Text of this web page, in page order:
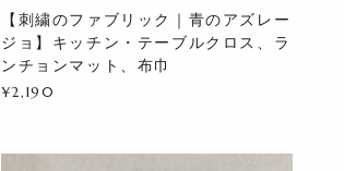
【刺繍のファブリック｜青のアズレー
ジョ】キッチン・テーブルクロス、ラ
ンチョンマット、布巾
¥2,190